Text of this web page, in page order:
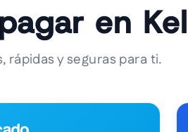
en
rápidas y seguras para ti.